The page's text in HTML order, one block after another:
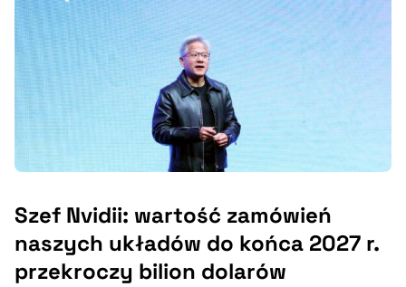
Szef Nvidii: wartość zamówień
naszych układów do końca 2027 r.
przekroczy bilion dolarów